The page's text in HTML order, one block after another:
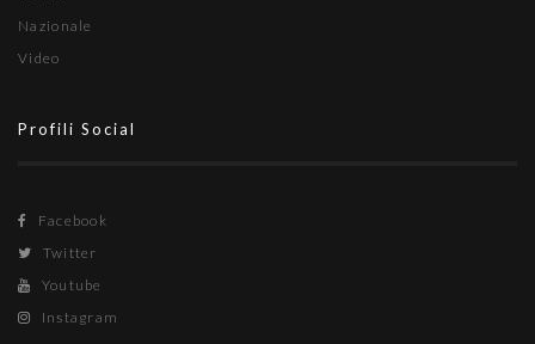
Nazionale
Video
Profili Social
Facebook
Twitter
Youtube
Instagram